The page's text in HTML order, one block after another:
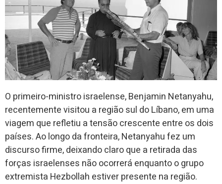
O primeiro-ministro israelense, Benjamin Netanyahu,
recentemente visitou a região sul do Líbano, em uma
viagem que refletiu a tensão crescente entre os dois
países. Ao longo da fronteira, Netanyahu fez um
discurso firme, deixando claro que a retirada das
forças israelenses não ocorrerá enquanto o grupo
extremista Hezbollah estiver presente na região.